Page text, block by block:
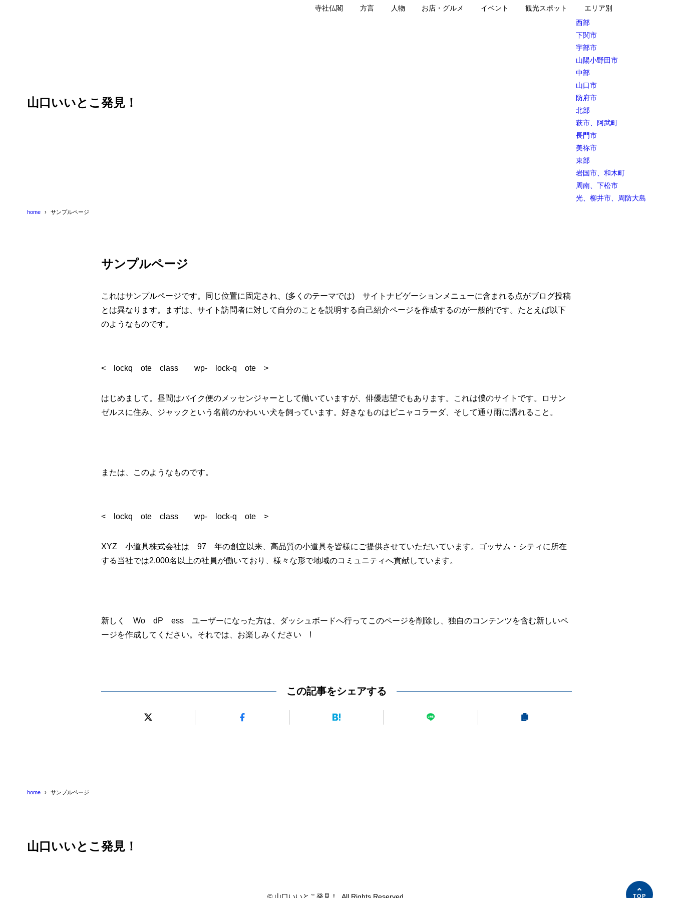
山口いいとこ発見！
寺社仏閣 方言 人物 お店・グルメ イベント 観光スポット
エリア別
西部
下関市
宇部市
山陽小野田市
中部
山口市
防府市
北部
萩市、阿武町
長門市
美祢市
東部
岩国市、和木町
周南、下松市
光、柳井市、周防大島
home サンプルページ
サンプルページ
これはサンプルページです。同じ位置に固定され、(多くのテーマでは) サイトナビゲーションメニューに含まれる点がブログ投稿
とは異なります。まずは、サイト訪問者に対して自分のことを説明する自己紹介ページを作成するのが一般的です。たとえば以下
のようなものです。
< lockq ote class wp- lock-q ote >
はじめまして。昼間はバイク便のメッセンジャーとして働いていますが、俳優志望でもあります。これは僕のサイトです。ロサン
ゼルスに住み、ジャックという名前のかわいい犬を飼っています。好きなものはピニャコラーダ、そして通り雨に濡れること。
または、このようなものです。
< lockq ote class wp- lock-q ote >
XYZ 小道具株式会社は 97 年の創立以来、高品質の小道具を皆様にご提供させていただいています。ゴッサム・シティに所在
する当社では2,000名以上の社員が働いており、様々な形で地域のコミュニティへ貢献しています。
新しく Wo dP ess ユーザーになった方は、
ダッシュボードへ行ってこのページを削除し、独自のコンテンツを含む新しいペ
ージを作成してください。それでは、お楽しみください !
この記事をシェアする
home サンプルページ
山口いいとこ発見！
© 山口いいとこ発見！. All Rights Reserved.